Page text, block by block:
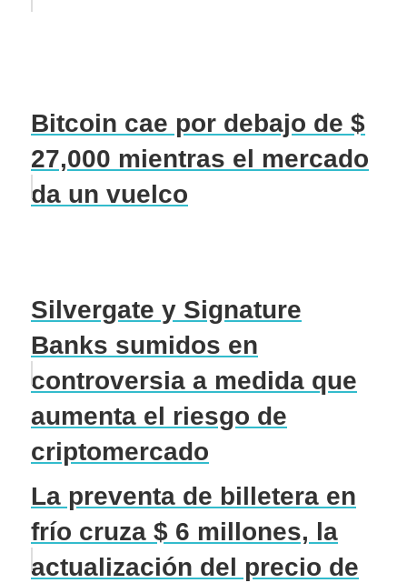
Bitcoin cae por debajo de $
27,000 mientras el mercado
da un vuelco
Silvergate y Signature
Banks sumidos en
controversia a medida que
aumenta el riesgo de
criptomercado
La preventa de billetera en
frío cruza $ 6 millones, la
actualización del precio de